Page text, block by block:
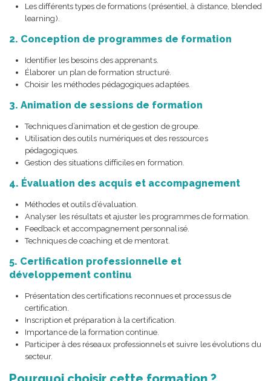
Les différents types de formations (présentiel, à distance, blended
learning).
2. Conception de programmes de formation
Identifier les besoins des apprenants.
Élaborer un plan de formation structuré.
Choisir les méthodes pédagogiques adaptées.
3. Animation de sessions de formation
Techniques d’animation et de gestion de groupe.
Utilisation des outils numériques et des ressources
pédagogiques.
Gestion des situations difficiles en formation.
4. Évaluation des acquis et accompagnement
Méthodes et outils d’évaluation.
Analyser les résultats et ajuster les programmes de formation.
Feedback et accompagnement personnalisé.
Techniques de coaching et de mentorat.
5. Certification professionnelle et
développement continu
Présentation des certifications reconnues et processus de
certification.
Inscription et préparation à la certification.
Importance de la formation continue.
Participer à des réseaux professionnels et suivre les évolutions du
secteur.